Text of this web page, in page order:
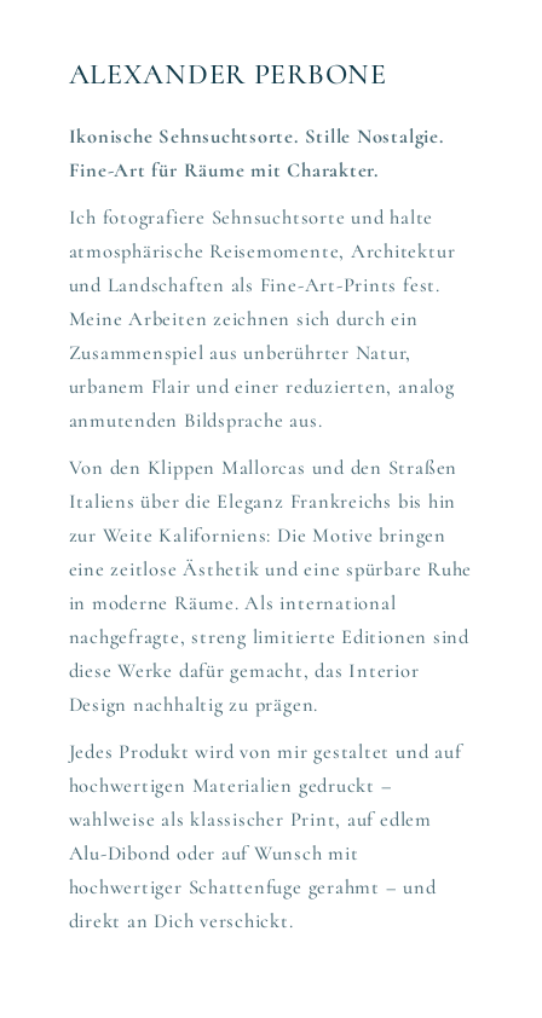
ALEXANDER PERBONE
Ikonische Sehnsuchtsorte. Stille Nostalgie.
Fine-Art für Räume mit Charakter.
Ich fotografiere Sehnsuchtsorte und halte
atmosphärische Reisemomente, Architektur
und Landschaften als Fine-Art-Prints fest.
Meine Arbeiten zeichnen sich durch ein
Zusammenspiel aus unberührter Natur,
urbanem Flair und einer reduzierten, analog
anmutenden Bildsprache aus.
Von den Klippen Mallorcas und den Straßen
Italiens über die Eleganz Frankreichs bis hin
zur Weite Kaliforniens: Die Motive bringen
eine zeitlose Ästhetik und eine spürbare Ruhe
in moderne Räume. Als international
nachgefragte, streng limitierte Editionen sind
diese Werke dafür gemacht, das Interior
Design nachhaltig zu prägen.
Jedes Produkt wird von mir gestaltet und auf
hochwertigen Materialien gedruckt –
wahlweise als klassischer Print, auf edlem
Alu-Dibond oder auf Wunsch mit
hochwertiger Schattenfuge gerahmt – und
direkt an Dich verschickt.